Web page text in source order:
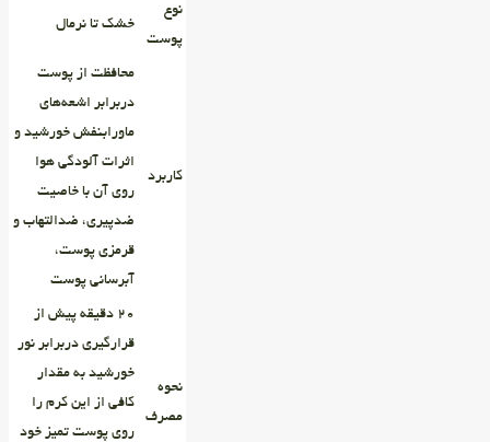
نوع
پوست
خشک تا نرمال
کاربرد
محافظت از پوست
دربرابر اشعه‌های
ماورابنفش خورشید و
اثرات آلودگی هوا
روی آن با خاصیت
ضدپیری، ضدالتهاب و
قرمزی پوست،
آبرسانی پوست
نحوه
مصرف
۲۰ دقیقه پیش از
قرارگیری دربرابر نور
خورشید به مقدار
کافی از این کرم را
روی پوست تمیز خود